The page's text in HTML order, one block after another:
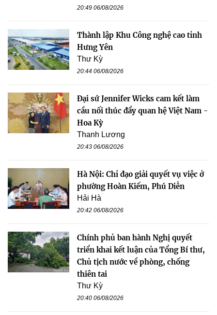
20:49 06/08/2026
Thành lập Khu Công nghệ cao tỉnh
Hưng Yên
Thư Kỳ
20:44 06/08/2026
Đại sứ Jennifer Wicks cam kết làm
cầu nối thúc đẩy quan hệ Việt Nam -
Hoa Kỳ
Thanh Lương
20:43 06/08/2026
Hà Nội: Chỉ đạo giải quyết vụ việc ở
phường Hoàn Kiếm, Phú Diễn
Hải Hà
20:42 06/08/2026
Chính phủ ban hành Nghị quyết
triển khai kết luận của Tổng Bí thư,
Chủ tịch nước về phòng, chống
thiên tai
Thư Kỳ
20:40 06/08/2026